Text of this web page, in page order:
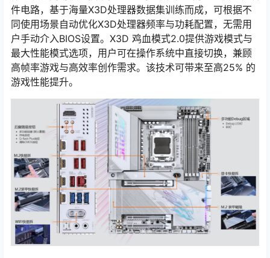
件电路，基于海量X3D处理器数据集训练而成，可根据不
同使用场景自动优化X3D处理器频率与功耗配置，无需用
户手动介入BIOS设置。X3D 鸡血模式2.0提供游戏模式与
最大性能模式选项，用户可在操作系统中直接切换，兼顾
高帧率游戏与高效率创作需求。该技术可带来至高25% 的
游戏性能提升。